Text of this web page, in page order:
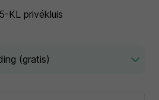
KL privékluis